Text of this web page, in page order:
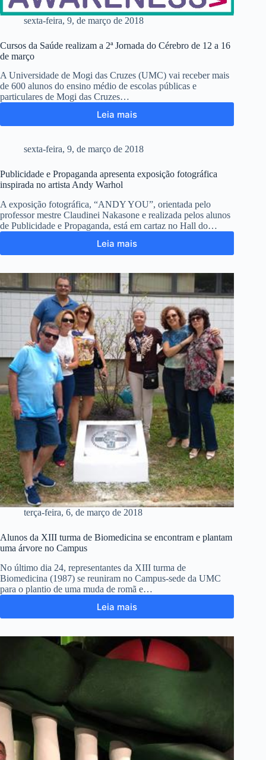
sexta-feira, 9, de março de 2018
Cursos da Saúde realizam a 2ª Jornada do Cérebro de 12 a 16
de março
A Universidade de Mogi das Cruzes (UMC) vai receber mais
de 600 alunos do ensino médio de escolas públicas e
particulares de Mogi das Cruzes…
Leia mais
sexta-feira, 9, de março de 2018
Publicidade e Propaganda apresenta exposição fotográfica
inspirada no artista Andy Warhol
A exposição fotográfica, “ANDY YOU”, orientada pelo
professor mestre Claudinei Nakasone e realizada pelos alunos
de Publicidade e Propaganda, está em cartaz no Hall do…
Leia mais
terça-feira, 6, de março de 2018
Alunos da XIII turma de Biomedicina se encontram e plantam
uma árvore no Campus
No último dia 24, representantes da XIII turma de
Biomedicina (1987) se reuniram no Campus-sede da UMC
para o plantio de uma muda de romã e…
Leia mais